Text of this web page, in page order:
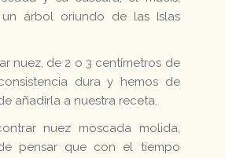
árbol oriundo de las Islas
nuez, de 2 o 3 centímetros de
dura y hemos de
añadirla a nuestra receta.
nuez moscada molida,
pensar que con el tiempo